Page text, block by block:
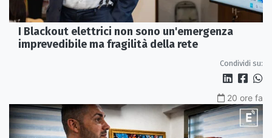
I Blackout elettrici non sono un'emergenza
imprevedibile ma fragilità della rete
Condividi su:
20 ore fa